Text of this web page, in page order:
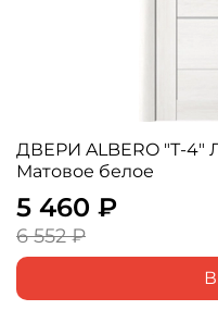
ДВЕРИ ALBERO "Т-4"
Матовое белое
5 460 ₽
6 552 ₽